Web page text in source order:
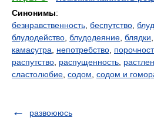
Синонимы:
безнравственность беспутство блуд
блудодейство блудодеяние блядки
камасутра
непотребство
распутство распущенность
сластолюбие содом содом и
развоююсь